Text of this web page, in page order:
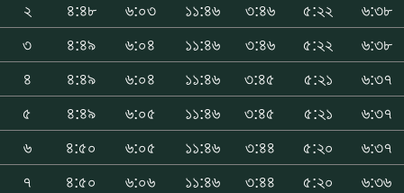
২
৪:৪৮ ৬:০৩ ১১:৪৬ ৩:৪৬ ৫:২২
৬:৩৮
৩
৪:৪৯ ৬:০৪ ১১:৪৬ ৩:৪৬ ৫:২২
৬:৩৮
৪
৪:৪৯ ৬:০৪ ১১:৪৬ ৩:৪৫ ৫:২১
৬:৩৭
৫
৪:৪৯ ৬:০৫ ১১:৪৬ ৩:৪৫ ৫:২১
৬:৩৭
৬
৪:৫০ ৬:০৫ ১১:৪৬ ৩:৪৪ ৫:২০
৬:৩৭
৭
৪:৫০ ৬:০৬ ১১:৪৬ ৩:৪৪ ৫:২০
৬:৩৬